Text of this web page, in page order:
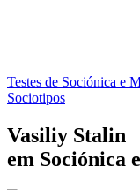
Testes de Sociónica e
Sociotipos
Vasiliy Stalin
em Sociónica